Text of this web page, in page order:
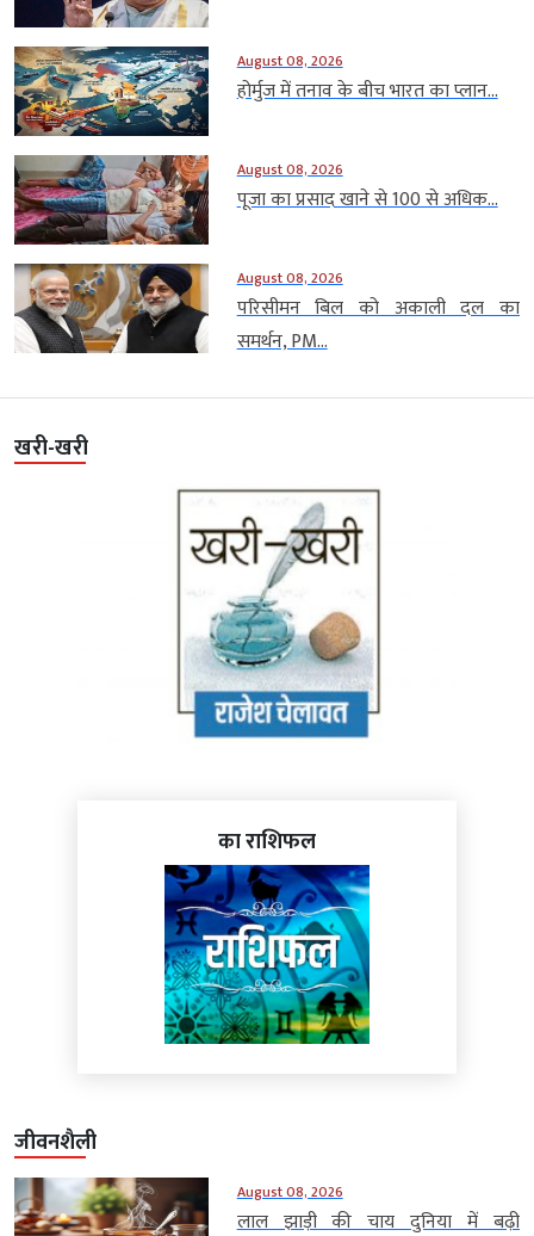
August 08, 2026
होर्मुज में तनाव के बीच भारत का प्लान...
August 08, 2026
पूजा का प्रसाद खाने से 100 से अधिक...
August 08, 2026
परिसीमन बिल को अकाली दल का
समर्थन, PM...
खरी-खरी
का राशिफल
जीवनशैली
August 08, 2026
लाल झाड़ी की चाय दुनिया में बढ़ी